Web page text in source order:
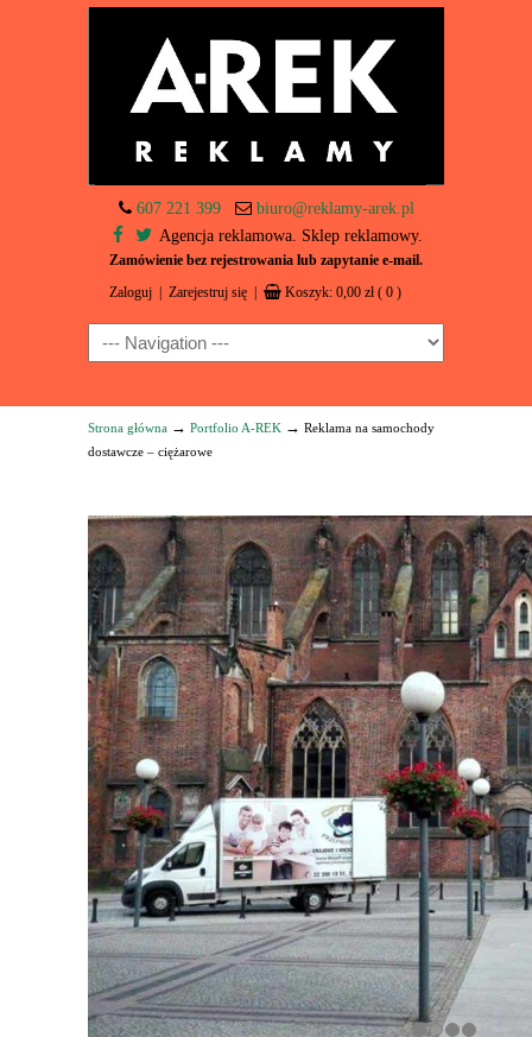
607 221 399
biuro@reklamy-arek.pl
Agencja reklamowa. Sklep reklamowy.
Zamówienie bez rejestrowania lub zapytanie e-mail.
Zaloguj Zarejestruj się Koszyk: 0,00 zł ( 0 )
Navigation
Strona główna → Portfolio A-REK → Reklama na samochody
dostawcze – ciężarowe